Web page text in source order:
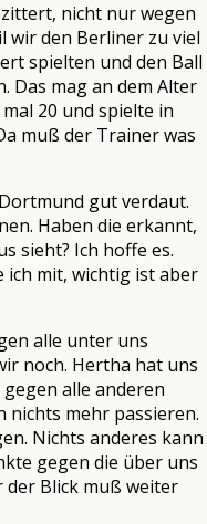
nicht nur wegen
wir den Berliner zu viel
spielten und den Ball
Das mag an dem Alter
20 und spielte in
muß der Trainer was
gut verdaut.
Haben die erkannt,
sieht? Ich hoffe es.
ich mit, wichtig ist aber
alle unter uns
noch. Hertha hat uns
alle anderen
nichts mehr passieren.
Nichts anderes kann
gegen die über uns
Blick muß weiter